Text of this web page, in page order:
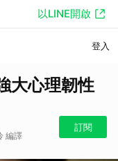
以LINE開啟
登入
大心理韌性
編譯
訂閱